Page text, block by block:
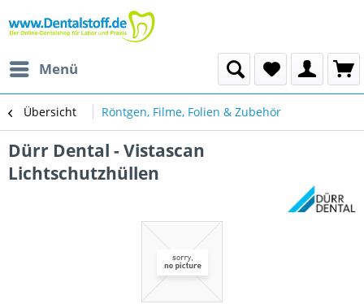
Menü
Übersicht Röntgen, Filme, Folien & Zubehör
Dürr Dental - Vistascan
Lichtschutzhüllen